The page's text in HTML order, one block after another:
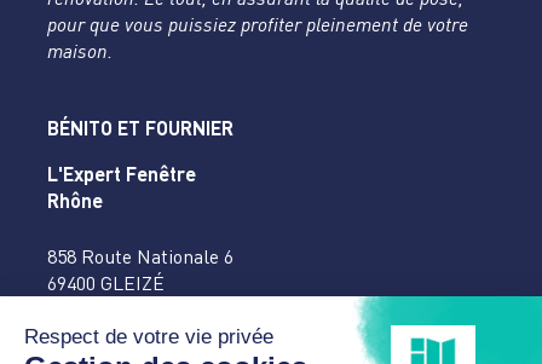
pour que vous puissiez profiter pleinement de votre
maison.
BÉNITO ET FOURNIER
L'Expert Fenêtre
Rhône
858 Route Nationale 6
69400 GLEIZÉ